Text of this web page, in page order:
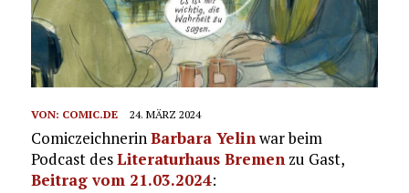
VON: COMIC.DE 24. MÄRZ 2024
Comiczeichnerin Barbara Yelin war beim
Podcast desLiteraturhaus Bremen zu Gast,
Beitrag vom 21.03.2024: